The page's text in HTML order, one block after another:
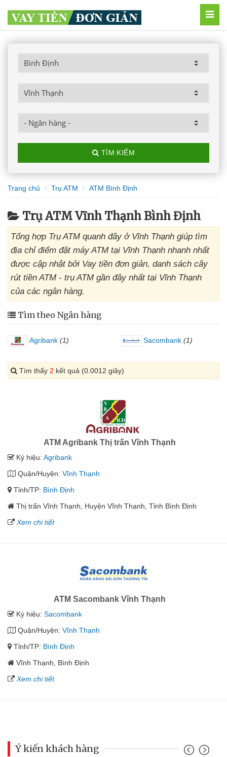
TÌM KIẾM
Trang chủ Trụ ATM ATM Bình Định
Trụ ATM Vĩnh Thạnh Bình Định
Tổng hợp Trụ ATM quanh đây ở Vĩnh Thạnh giúp tìm
địa chỉ điểm đặt máy ATM tại Vĩnh Thạnh nhanh nhất
được cập nhật bởi Vay tiền đơn giản, danh sách cây
rút tiền ATM - trụ ATM gần đây nhất tại Vĩnh Thạnh
của các ngân hàng.
Tìm theo Ngân hàng
Agribank (1) Sacombank (1)
Tìm thấy 2 kết quả (0.0012 giây)
ATM Agribank Thị trấn Vĩnh Thạnh
Ký hiệu: Agribank
Quận/Huyện: Vĩnh Thạnh
Tỉnh/TP: Bình Định
Thị trấn Vĩnh Thạnh, Huyện Vĩnh Thạnh, Tỉnh Bình Định
Xem chi tiết
ATM Sacombank Vĩnh Thạnh
Ký hiệu: Sacombank
Quận/Huyện: Vĩnh Thạnh
Tỉnh/TP: Bình Định
Vĩnh Thạnh, Bình Định
Xem chi tiết
Ý kiến khách hàng